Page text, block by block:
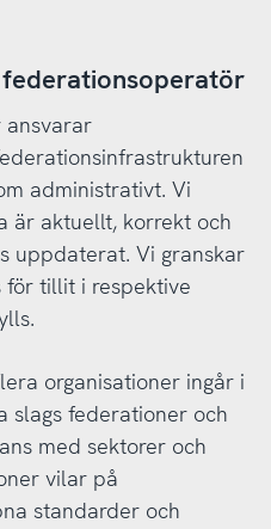
ansvarar
administrativt. Vi
är aktuellt, korrekt och
uppdaterat. Vi granskar
för tillit i respektive
organisationer ingår i
slags federationer och
med sektorer och
vilar på
standarder och